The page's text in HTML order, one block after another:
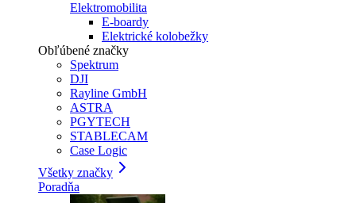
Elektromobilita
E-boardy
Elektrické kolobežky
Obľúbené značky
Spektrum
DJI
Rayline GmbH
ASTRA
PGYTECH
STABLECAM
Case Logic
Všetky značky
Poradňa